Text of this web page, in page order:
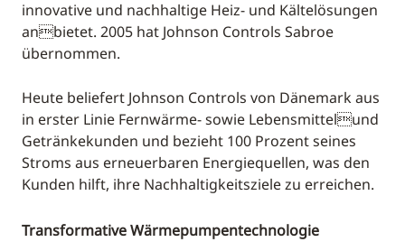
innovative und nachhaltige Heiz- und Kältelösungen
anbietet. 2005 hat Johnson Controls Sabroe
übernommen.
Heute beliefert Johnson Controls von Dänemark aus
in erster Linie Fernwärme- sowie Lebensmittelund
Getränkekunden und bezieht 100 Prozent seines
Stroms aus erneuerbaren Energiequellen, was den
Kunden hilft, ihre Nachhaltigkeitsziele zu erreichen.
Transformative Wärmepumpentechnologie